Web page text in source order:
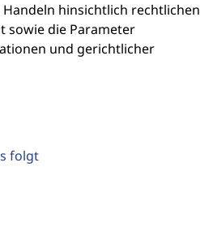
folgt
hinsichtlich rechtlichen
sowie die Parameter
und gerichtlicher